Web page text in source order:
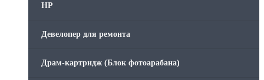
HP
Девелопер для ремонта
Драм-картридж (Блок фотоарабана)